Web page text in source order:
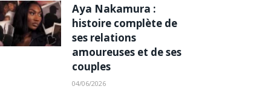
Aya Nakamura :
histoire complète de
ses relations
amoureuses et de ses
couples
04/06/2026